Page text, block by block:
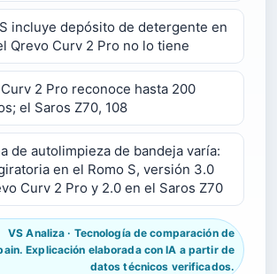
incluye depósito de detergente en
Qrevo Curv 2 Pro no lo tiene
2 Pro reconoce hasta 200
el Saros Z70, 108
de autolimpieza de bandeja varía:
en el Romo S, versión 3.0
Curv 2 Pro y 2.0 en el Saros Z70
VS Analiza · Tecnología de comparación de
Explicación elaborada con IA a partir de
datos técnicos verificados.